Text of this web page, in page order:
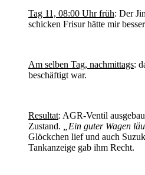
Tag 11, 08:00 Uhr früh: Der
schicken Frisur hätte mir
Am selben Tag, nachmittags:
beschäftigt war.
Resultat: AGR-Ventil
Zustand.
„Ein guter Wagen
Glöckchen lief und auch
Tankanzeige gab ihm Recht.